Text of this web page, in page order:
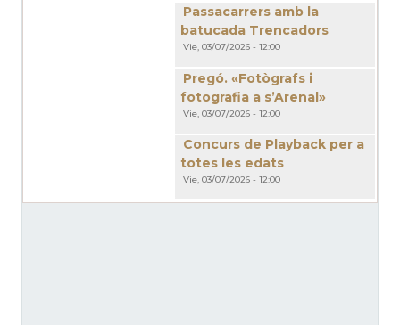
Passacarrers amb la
batucada Trencadors
Vie, 03/07/2026 - 12:00
Pregó. «Fotògrafs i
fotografia a s’Arenal»
Vie, 03/07/2026 - 12:00
Concurs de Playback per a
totes les edats
Vie, 03/07/2026 - 12:00